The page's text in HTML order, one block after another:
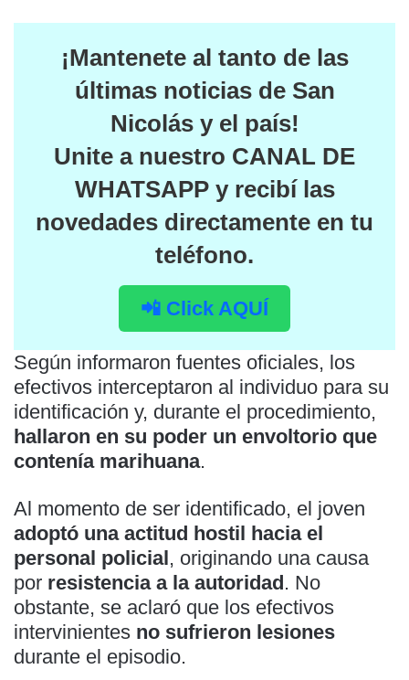
¡Mantenete al tanto de las
últimas noticias de San
Nicolás y el país!
Unite a nuestro CANAL DE
WHATSAPPy recibí las
novedades directamente en tu
teléfono.
📲 Click AQUÍ
Según informaron fuentes oficiales, los
efectivos interceptaron al individuo para su
identificación y, durante el procedimiento,
hallaron en su poder un envoltorio que
contenía marihuana.
Al momento de ser identificado, el joven
adoptó una actitud hostil hacia el
personal policial, originando una causa
por resistencia a la autoridad. No
obstante, se aclaró que los efectivos
intervinientes no sufrieron lesiones
durante el episodio.